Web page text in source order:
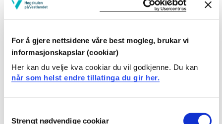
For å gjere nettsidene våre best mogleg, brukar vi
informasjonskapslar (cookiar)
Her kan du velje kva cookiar du vil godkjenne. Du kan
når som helst endre tillatinga du gir her.
Strengt nødvendige cookiar
farmakologi og endokrinologi
2020-2021